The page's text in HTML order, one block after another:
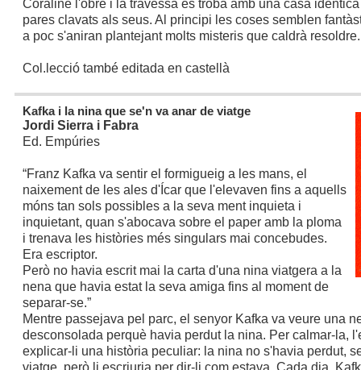
Coraline l'obre i la travessa es troba amb una casa
pares clavats als seus. Al principi les coses semblen
a poc s'aniran plantejant molts misteris que caldrà resoldre.
Col.lecció també editada en castellà
Kafka i la nina que se'n va anar de viatge
Jordi Sierra i Fabra
Ed. Empúries
“Franz Kafka va sentir el formigueig a les mans, el
naixement de les ales d'Ícar que l'elevaven fins a aquells
móns tan sols possibles a la seva ment inquieta i
inquietant, quan s'abocava sobre el paper amb la ploma
i trenava les històries més singulars mai concebudes.
Era escriptor.
Però no havia escrit mai la carta d'una nina viatgera a la
nena que havia estat la seva amiga fins al moment de
separar-se.”
Mentre passejava pel parc, el senyor Kafka va veure una
desconsolada perquè havia perdut la nina. Per calmar-la,
explicar-li una història peculiar: la nina no s'havia perdut,
viatge, però li escriuria per dir-li com estava. Cada dia,